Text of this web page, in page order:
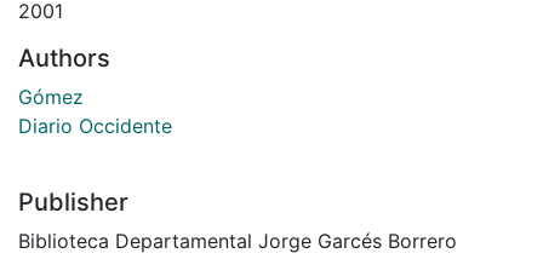
2001
Authors
Gómez
Diario Occidente
Publisher
Biblioteca Departamental Jorge Garcés Borrero